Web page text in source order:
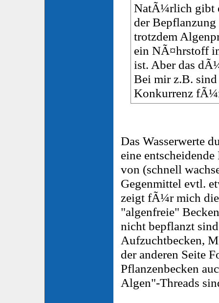
NatÃ¼rlich gibt
der
trotzdem
ein NÃ¤hrstoff
ist. Aber das
Bei mir z.B.
Konkurrenz
Das Wasserwerte
eine
von (schnell
Gegenmittel evtl.
zeigt fÃ¼r mich die
"algenfreie"
nicht bepflanzt
Aufzuchtbecken,
der anderen Seite
Pflanzenbecken
Algen"-Threads